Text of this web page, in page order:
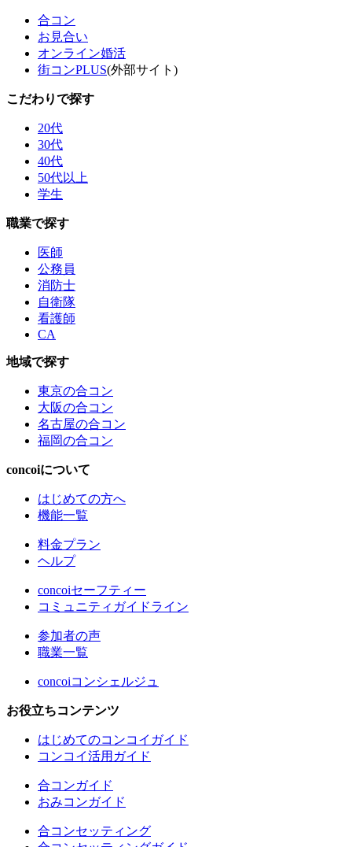
合コン
お見合い
オンライン婚活
街コンPLUS(外部サイト)
こだわりで探す
20代
30代
40代
50代以上
学生
職業で探す
医師
公務員
消防士
自衛隊
看護師
CA
地域で探す
東京の合コン
大阪の合コン
名古屋の合コン
福岡の合コン
concoiについて
はじめての方へ
機能一覧
料金プラン
ヘルプ
concoiセーフティー
コミュニティガイドライン
参加者の声
職業一覧
concoiコンシェルジュ
お役立ちコンテンツ
はじめてのコンコイガイド
コンコイ活用ガイド
合コンガイド
おみコンガイド
合コンセッティング